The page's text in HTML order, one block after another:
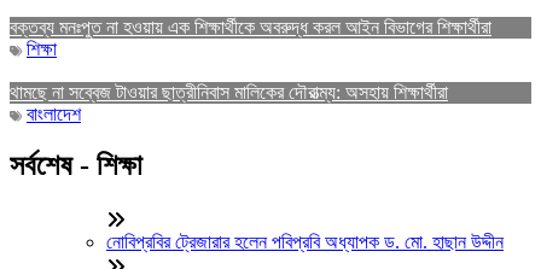
বক্তব্য মনঃপুত না হওয়ায় এক শিক্ষার্থীকে অবরুদ্ধ করল আইন বিভাগের শিক্ষার্থীরা
শিক্ষা
থামছে না সব্বেজ টাওয়ার ছাত্রীনিবাস মালিকের দৌরাত্ম্য: অসহায় শিক্ষার্থীরা
বাংলাদেশ
সর্বশেষ - শিক্ষা
নোবিপ্রবির ট্রেজারার হলেন পবিপ্রবি অধ্যাপক ড. মো. হাছান উদ্দীন